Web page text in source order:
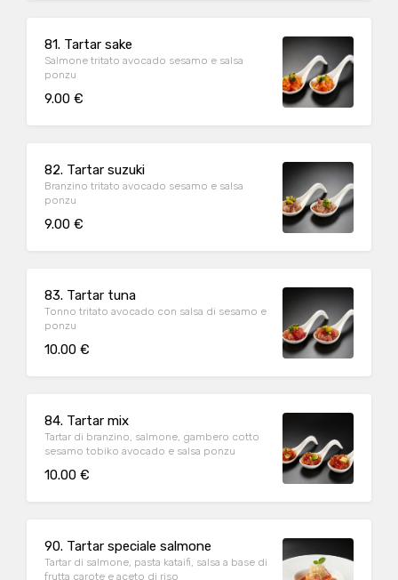
81. Tartar sake
Salmone tritato avocado sesamo e salsa
ponzu
9.00 €
82. Tartar suzuki
Branzino tritato avocado sesamo e salsa
ponzu
9.00 €
83. Tartar tuna
Tonno tritato avocado con salsa di sesamo e
ponzu
10.00 €
84. Tartar mix
Tartar di branzino, salmone, gambero cotto
sesamo tobiko avocado e salsa ponzu
10.00 €
90. Tartar speciale salmone
Tartar di salmone, pasta kataifi, salsa a base di
frutta carote e aceto di riso